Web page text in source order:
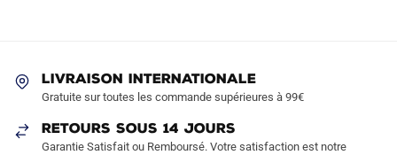
être
choisies
sur
la
être
choisies
sur
la
LIVRAISON INTERNATIONALE
Gratuite sur toutes les commande supérieures à 99€
RETOURS SOUS 14 JOURS
Garantie Satisfait ou Remboursé. Votre satisfaction est notre